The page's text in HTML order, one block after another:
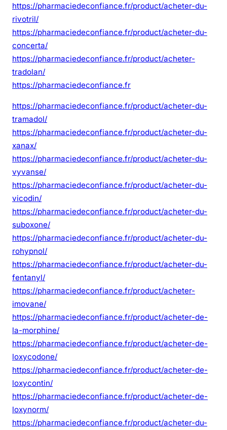
https://pharmaciedeconfiance.fr/product/acheter-du-
rivotril/
https://pharmaciedeconfiance.fr/product/acheter-du-
concerta/
https://pharmaciedeconfiance.fr/product/acheter-
tradolan/
https://pharmaciedeconfiance.fr
https://pharmaciedeconfiance.fr/product/acheter-du-
tramadol/
https://pharmaciedeconfiance.fr/product/acheter-du-
xanax/
https://pharmaciedeconfiance.fr/product/acheter-du-
vyvanse/
https://pharmaciedeconfiance.fr/product/acheter-du-
vicodin/
https://pharmaciedeconfiance.fr/product/acheter-du-
suboxone/
https://pharmaciedeconfiance.fr/product/acheter-du-
rohypnol/
https://pharmaciedeconfiance.fr/product/acheter-du-
fentanyl/
https://pharmaciedeconfiance.fr/product/acheter-
imovane/
https://pharmaciedeconfiance.fr/product/acheter-de-
la-morphine/
https://pharmaciedeconfiance.fr/product/acheter-de-
loxycodone/
https://pharmaciedeconfiance.fr/product/acheter-de-
loxycontin/
https://pharmaciedeconfiance.fr/product/acheter-de-
loxynorm/
https://pharmaciedeconfiance.fr/product/acheter-du-